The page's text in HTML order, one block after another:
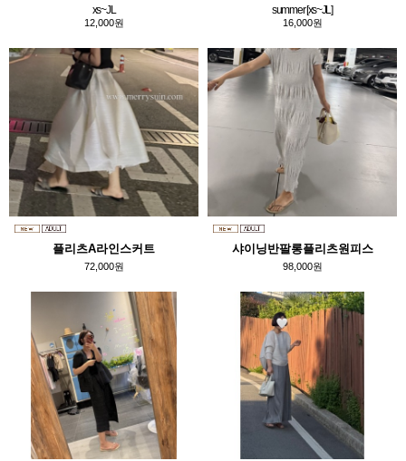
xs~JL
12,000원
summer [xs~JL]
16,000원
플리츠A라인스커트
72,000원
샤이닝반팔롱플리츠원피스
98,000원